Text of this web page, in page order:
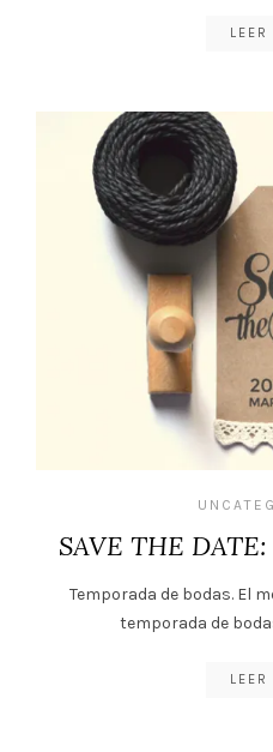
LEER
SAVE THE
Temporada de bodas. El
temporada de
LEER